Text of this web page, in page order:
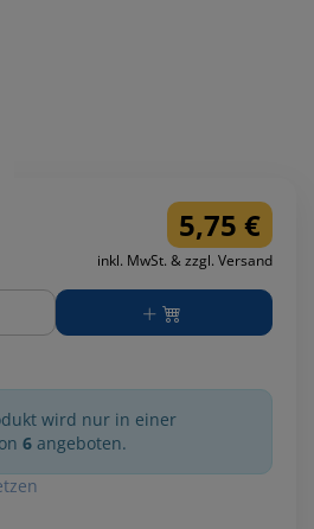
5,75 €
inkl. MwSt. & zzgl. Versand
wird nur in einer
6 angeboten.